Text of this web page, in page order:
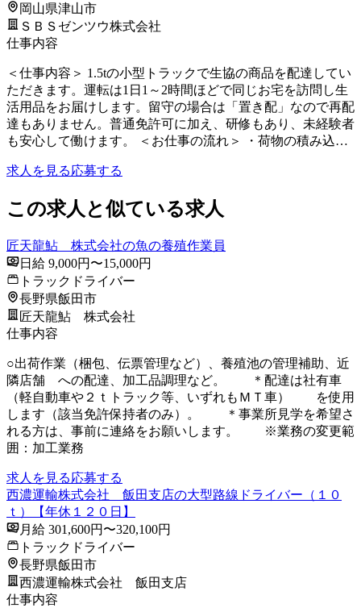
岡山県津山市
ＳＢＳゼンツウ株式会社
仕事内容
＜仕事内容＞ 1.5tの小型トラックで生協の商品を配達してい
ただきます。運転は1日1～2時間ほどで同じお宅を訪問し生
活用品をお届けします。留守の場合は「置き配」なので再配
達もありません。普通免許可に加え、研修もあり、未経験者
も安心して働けます。 ＜お仕事の流れ＞ ・荷物の積み込…
求人を見る応募する
この求人と似ている求人
匠天龍鮎 株式会社の魚の養殖作業員
日給 9,000円〜15,000円
トラックドライバー
長野県飯田市
匠天龍鮎 株式会社
仕事内容
○出荷作業（梱包、伝票管理など）、養殖池の管理補助、近
隣店舗 への配達、加工品調理など。 ＊配達は社有車
（軽自動車や２ｔトラック等、いずれもＭＴ車） を使用
します（該当免許保持者のみ）。 ＊事業所見学を希望さ
れる方は、事前に連絡をお願いします。 ※業務の変更範
囲：加工業務
求人を見る応募する
西濃運輸株式会社 飯田支店の大型路線ドライバー（１０
ｔ）【年休１２０日】
月給 301,600円〜320,100円
トラックドライバー
長野県飯田市
西濃運輸株式会社 飯田支店
仕事内容